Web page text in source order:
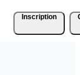
Inscription